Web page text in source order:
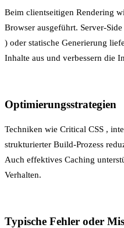
Beim clientseitigen Rendering
Browser ausgeführt. Server-
) oder statische Generierung
Inhalte aus und verbessern die
Optimierungsstrategien
Techniken wie Critical CSS ,
strukturierter Build-Prozess
Auch effektives Caching
Verhalten.
Typische Fehler oder